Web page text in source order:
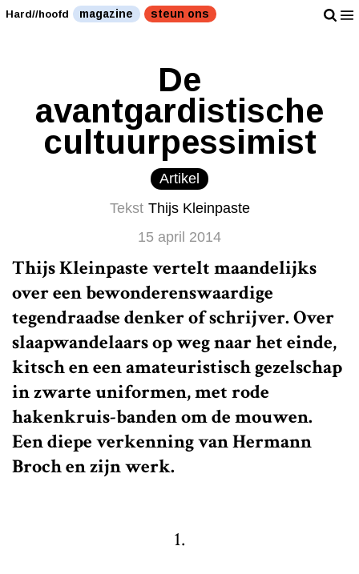
Hard//hoofd magazine steun ons
De
avantgardistische
cultuurpessimist
Artikel
Tekst Thijs Kleinpaste
15 april 2014
Thijs Kleinpaste vertelt maandelijks
over een bewonderenswaardige
tegendraadse denker of schrijver. Over
slaapwandelaars op weg naar het einde,
kitsch en een amateuristisch gezelschap
in zwarte uniformen, met rode
hakenkruis-banden om de mouwen.
Een diepe verkenning van Hermann
Broch en zijn werk.
1.